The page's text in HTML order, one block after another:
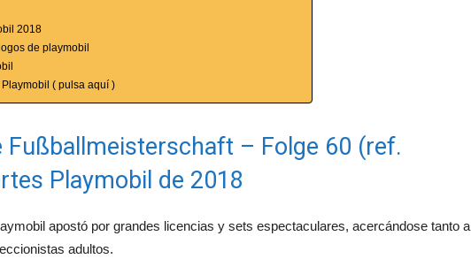
2018
de playmobil
( pulsa aquí )
Fußballmeisterschaft – Folge 60 (ref.
Playmobil de 2018
apostó por grandes licencias y sets espectaculares, acercándose tanto a
adultos.